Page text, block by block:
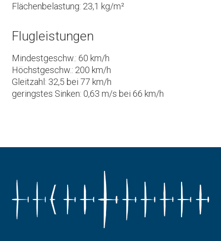
Flächenbelastung: 23,1 kg/m²
Flugleistungen
Mindestgeschw.: 60 km/h
Höchstgeschw.: 200 km/h
Gleitzahl: 32,5 bei 77 km/h
geringstes Sinken: 0,63 m/s bei 66 km/h